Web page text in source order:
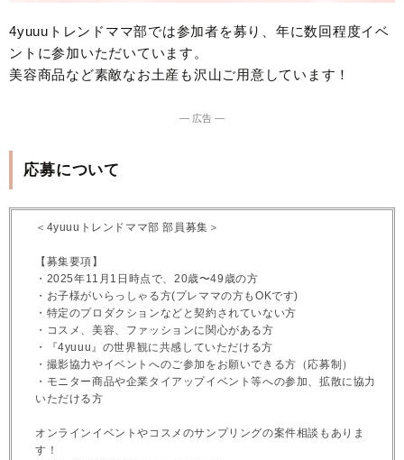
4yuuuトレンドママ部では参加者を募り、年に数回程度イベ
ントに参加いただいています。
美容商品など素敵なお土産も沢山ご用意しています！
― 広告 ―
応募について
＜4yuuuトレンドママ部 部員募集＞
【募集要項】
・2025年11月1日時点で、20歳〜49歳の方
・お子様がいらっしゃる方(プレママの方もOKです)
・特定のプロダクションなどと契約されていない方
・コスメ、美容、ファッションに関心がある方
・『4yuuu』の世界観に共感していただける方
・撮影協力やイベントへのご参加をお願いできる方（応募制）
・モニター商品や企業タイアップイベント等への参加、拡散に協力
いただける方
オンラインイベントやコスメのサンプリングの案件相談もありま
す！